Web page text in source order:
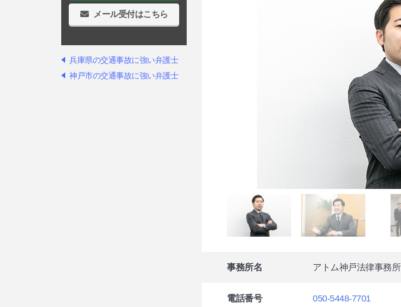
事務所名 アトム神戸法律事務所
電話番号 050-5448-7701
メール受付はこちら
兵庫県の交通事故に強い弁護士
神戸市の交通事故に強い弁護士